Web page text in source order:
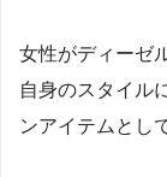
女性がディーゼ
自身のスタイル
ンアイテムとし